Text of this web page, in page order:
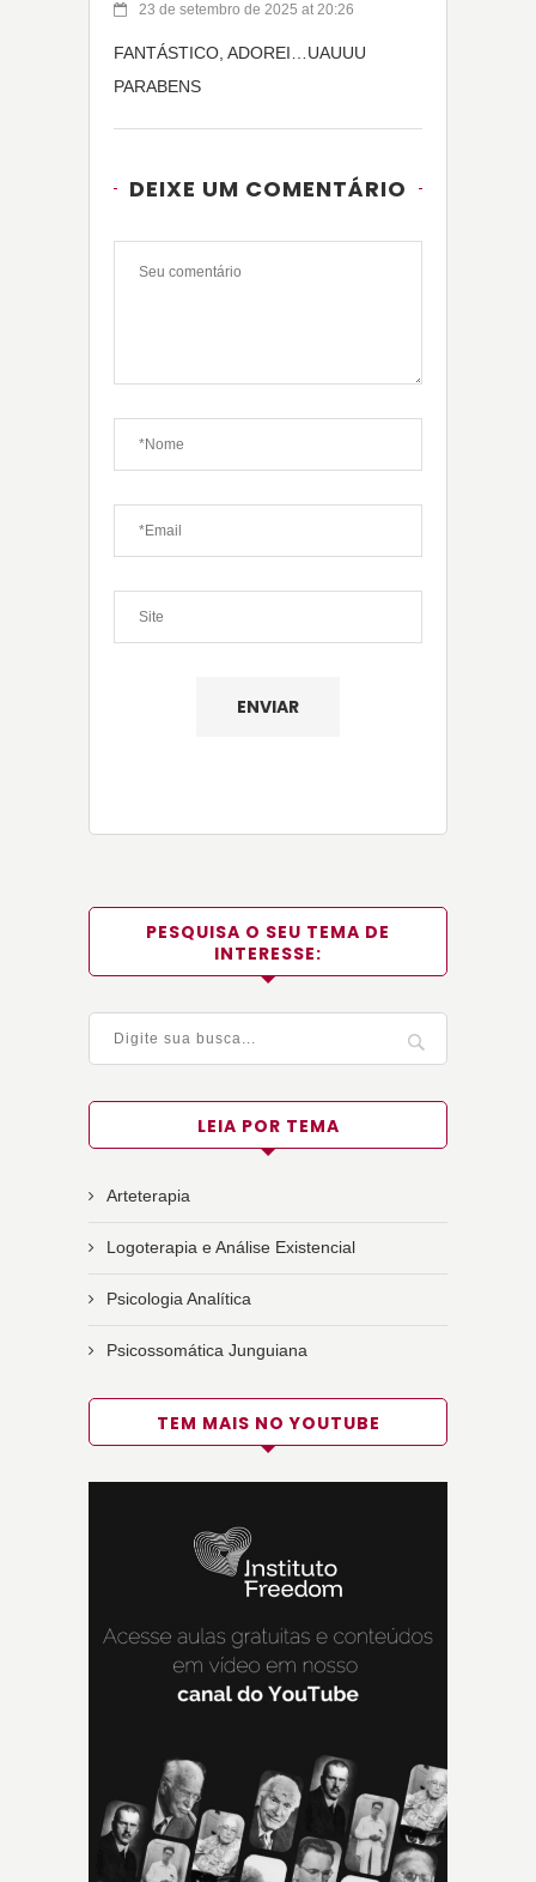
23 de setembro de 2025 at 20:26
FANTÁSTICO, ADOREI…UAUUU
PARABENS
DEIXE UM COMENTÁRIO
PESQUISA O SEU TEMA DE
INTERESSE:
LEIA POR TEMA
Arteterapia
Logoterapia e Análise Existencial
Psicologia Analítica
Psicossomática Junguiana
TEM MAIS NO YOUTUBE